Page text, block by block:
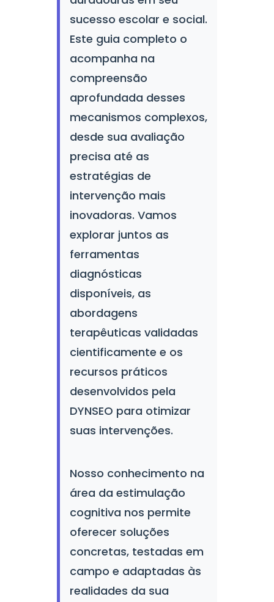
sucesso escolar e social.
Este guia completo o
acompanha na
compreensão
aprofundada desses
mecanismos complexos,
desde sua avaliação
precisa até as
estratégias de
intervenção mais
inovadoras. Vamos
explorar juntos as
ferramentas
diagnósticas
disponíveis, as
abordagens
terapêuticas validadas
cientificamente e os
recursos práticos
desenvolvidos pela
DYNSEO para otimizar
suas intervenções.
Nosso conhecimento na
área da estimulação
cognitiva nos permite
oferecer soluções
concretas, testadas em
campo e adaptadas às
realidades da sua